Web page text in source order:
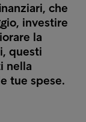
che
investire
la
questi
nella
tue spese.